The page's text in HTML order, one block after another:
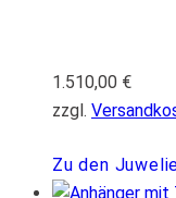
1.510,00 €
zzgl.
Zu den